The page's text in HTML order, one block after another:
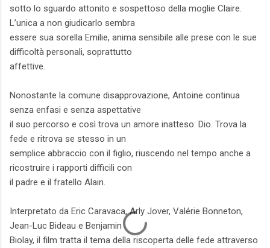
sotto lo sguardo attonito e sospettoso della moglie Claire.
L’unica a non giudicarlo sembra
essere sua sorella Emilie, anima sensibile alle prese con le sue
difficoltà personali, soprattutto
affettive.
Nonostante la comune disapprovazione, Antoine continua
senza enfasi e senza aspettative
il suo percorso e così trova un amore inatteso: Dio. Trova la
fede e ritrova se stesso in un
semplice abbraccio con il figlio, riuscendo nel tempo anche a
ricostruire i rapporti difficili con
il padre e il fratello Alain.
Interpretato da Eric Caravaca, Arly Jover, Valérie Bonneton,
Jean-Luc Bideau e Benjamin
Biolay, il film tratta il tema della riscoperta delle fede attraverso